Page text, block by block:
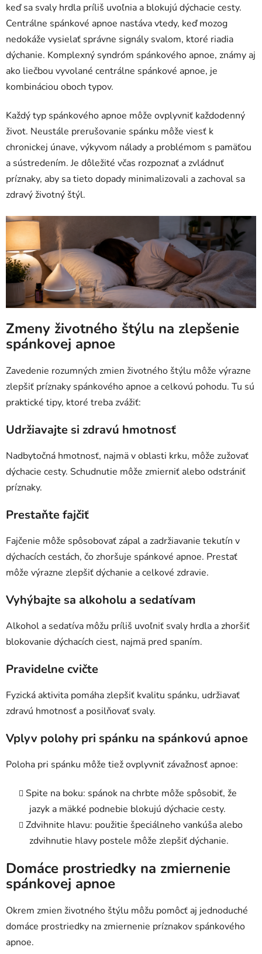
keď sa svaly hrdla príliš uvoľnia a blokujú dýchacie cesty.
Centrálne spánkové apnoe nastáva vtedy, keď mozog
nedokáže vysielať správne signály svalom, ktoré riadia
dýchanie. Komplexný syndróm spánkového apnoe, známy aj
ako liečbou vyvolané centrálne spánkové apnoe, je
kombináciou oboch typov.
Každý typ spánkového apnoe môže ovplyvniť každodenný
život. Neustále prerušovanie spánku môže viesť k
chronickej únave, výkyvom nálady a problémom s pamäťou
a sústredením. Je dôležité včas rozpoznať a zvládnuť
príznaky, aby sa tieto dopady minimalizovali a zachoval sa
zdravý životný štýl.
Zmeny životného štýlu na zlepšenie
spánkovej apnoe
Zavedenie rozumných zmien životného štýlu môže výrazne
zlepšiť príznaky spánkového apnoe a celkovú pohodu. Tu sú
praktické tipy, ktoré treba zvážiť:
Udržiavajte si zdravú hmotnosť
Nadbytočná hmotnosť, najmä v oblasti krku, môže zužovať
dýchacie cesty. Schudnutie môže zmierniť alebo odstrániť
príznaky.
Prestaňte fajčiť
Fajčenie môže spôsobovať zápal a zadržiavanie tekutín v
dýchacích cestách, čo zhoršuje spánkové apnoe. Prestať
môže výrazne zlepšiť dýchanie a celkové zdravie.
Vyhýbajte sa alkoholu a sedatívam
Alkohol a sedatíva môžu príliš uvoľniť svaly hrdla a zhoršiť
blokovanie dýchacích ciest, najmä pred spaním.
Pravidelne cvičte
Fyzická aktivita pomáha zlepšiť kvalitu spánku, udržiavať
zdravú hmotnosť a posilňovať svaly.
Vplyv polohy pri spánku na spánkovú apnoe
Poloha pri spánku môže tiež ovplyvniť závažnosť apnoe:
Spite na boku: spánok na chrbte môže spôsobiť, že
jazyk a mäkké podnebie blokujú dýchacie cesty.
Zdvihnite hlavu: použitie špeciálneho vankúša alebo
zdvihnutie hlavy postele môže zlepšiť dýchanie.
Domáce prostriedky na zmiernenie
spánkovej apnoe
Okrem zmien životného štýlu môžu pomôcť aj jednoduché
domáce prostriedky na zmiernenie príznakov spánkového
apnoe.